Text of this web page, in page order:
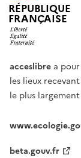
RÉPUBLIQUE
FRANÇAISE
acceslibre a
les lieux
le plus
beta.gouv.fr